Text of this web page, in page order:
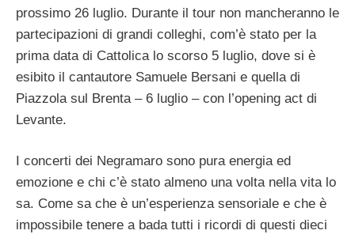
prossimo 26 luglio. Durante il tour non mancheranno le
partecipazioni di grandi colleghi, com’è stato per la
prima data di Cattolica lo scorso 5 luglio, dove si è
esibito il cantautore Samuele Bersani e quella di
Piazzola sul Brenta – 6 luglio – con l’opening act di
Levante.
I concerti dei Negramaro sono pura energia ed
emozione e chi c’è stato almeno una volta nella vita lo
sa. Come sa che è un’esperienza sensoriale e che è
impossibile tenere a bada tutti i ricordi di questi dieci